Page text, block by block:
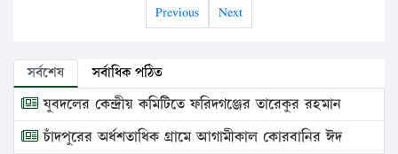
Previous Next
সর্বশেষ সর্বাধিক পঠিত
যুবদলের কেন্দ্রীয় কমিটিতে ফরিদগঞ্জের তারেকুর রহমান
চাঁদপুরের অর্ধশতাধিক গ্রামে আগামীকাল কোরবানির ঈদ